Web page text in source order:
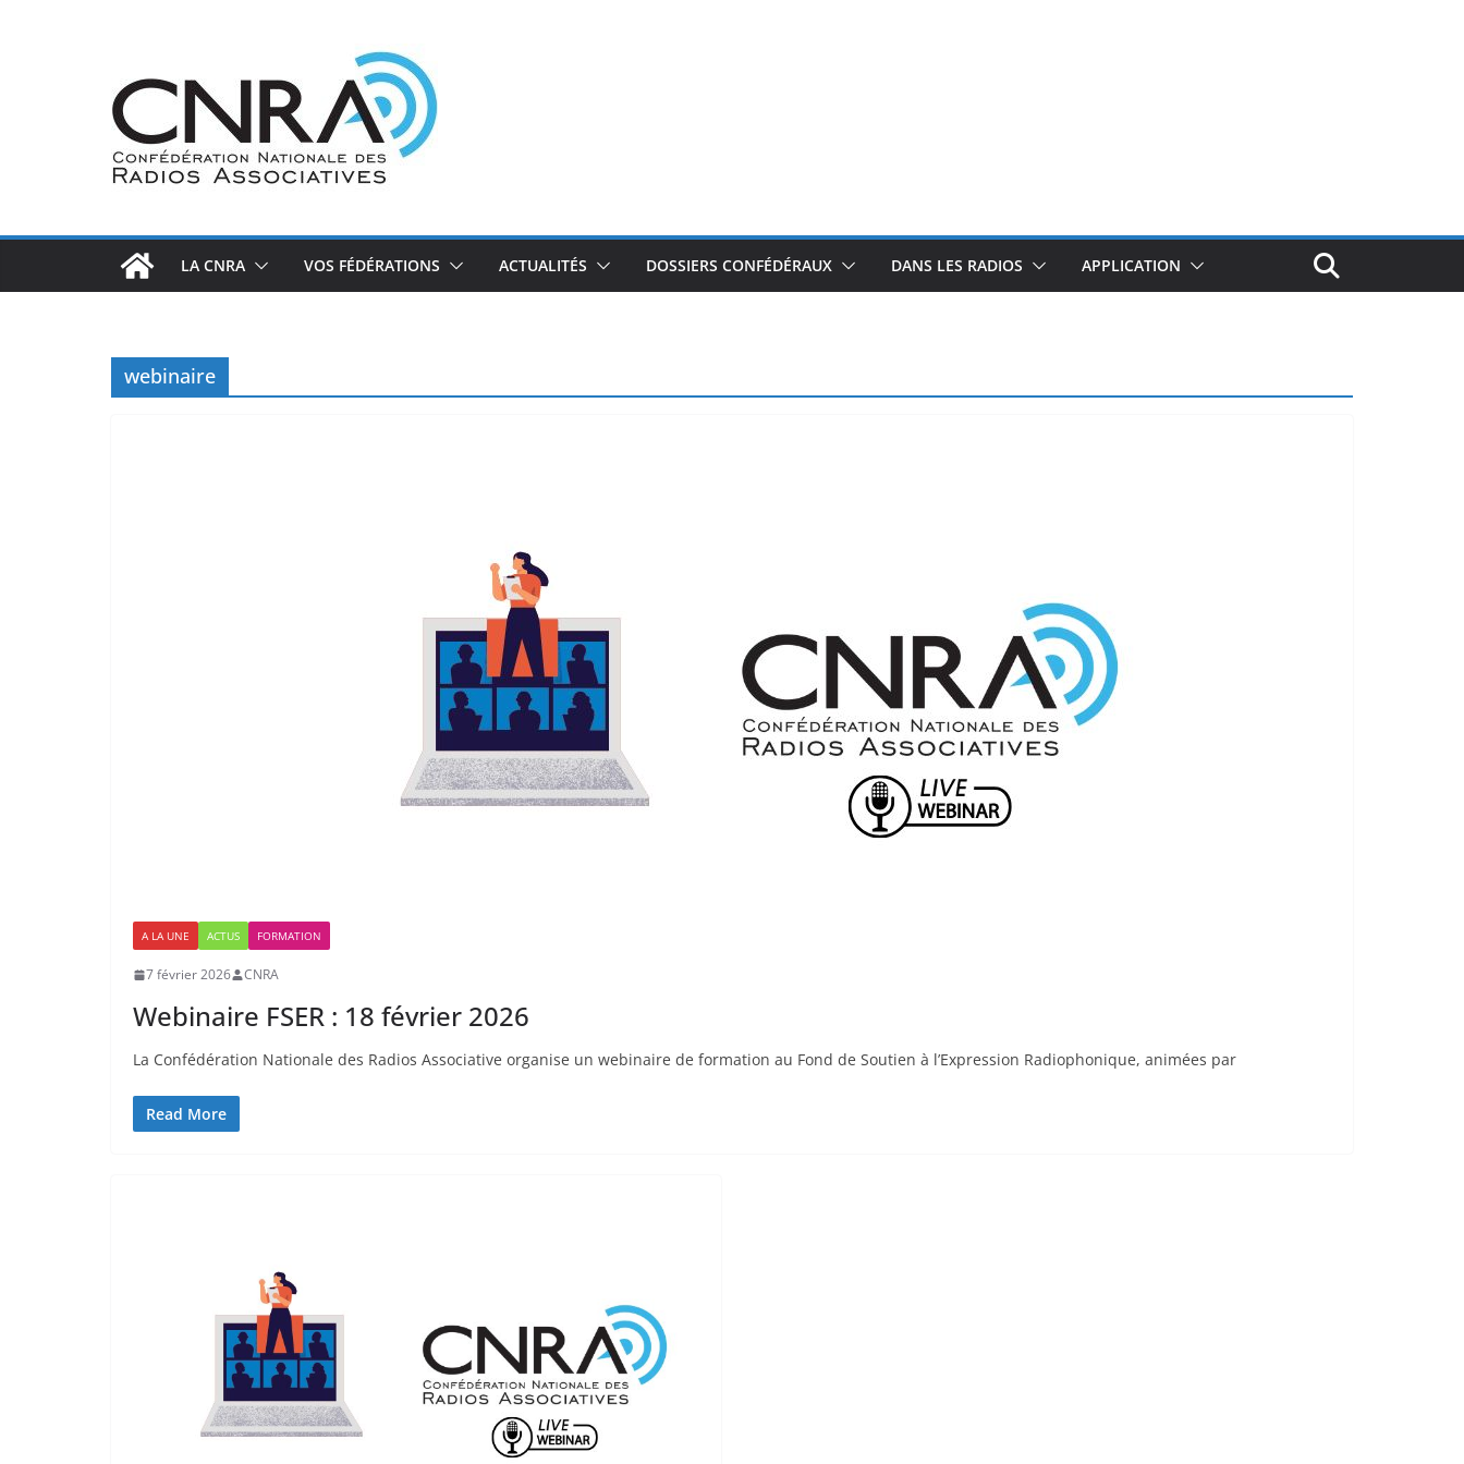
LA CNRA VOS FÉDÉRATIONS ACTUALITÉS DOSSIERS CONFÉDÉRAUX DANS LES RADIOS APPLICATION
webinaire
A LA UNE ACTUS FORMATION
7 février 2026 CNRA
Webinaire FSER : 18 février 2026
La Confédération Nationale des Radios Associative organise un webinaire de formation au Fond de Soutien à l’Expression Radiophonique, animées par
Read More